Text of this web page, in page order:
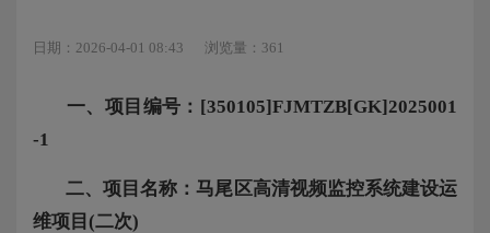
日期：2026-04-01 08:43 浏览量：361
一、项目编号：[350105]FJMTZB[GK]2025001
-1
二、项目名称：马尾区高清视频监控系统建设运
维项目(二次)